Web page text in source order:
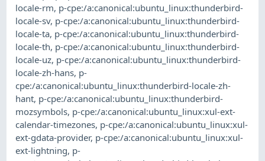
locale-rm, p-cpe:/a:canonical:ubuntu_linux:thunderbird-
locale-sv, p-cpe:/a:canonical:ubuntu_linux:thunderbird-
locale-ta, p-cpe:/a:canonical:ubuntu_linux:thunderbird-
locale-th, p-cpe:/a:canonical:ubuntu_linux:thunderbird-
locale-uz, p-cpe:/a:canonical:ubuntu_linux:thunderbird-
locale-zh-hans, p-
cpe:/a:canonical:ubuntu_linux:thunderbird-locale-zh-
hant, p-cpe:/a:canonical:ubuntu_linux:thunderbird-
mozsymbols, p-cpe:/a:canonical:ubuntu_linux:xul-ext-
calendar-timezones, p-cpe:/a:canonical:ubuntu_linux:xul-
ext-gdata-provider, p-cpe:/a:canonical:ubuntu_linux:xul-
ext-lightning, p-